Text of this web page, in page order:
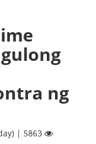
ng
| 5863